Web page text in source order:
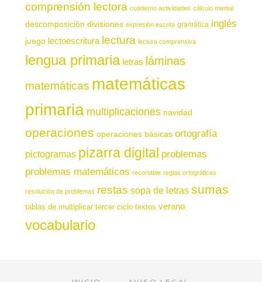
comprensión lectora cuaderno actividades cálculo mental
descomposición divisiones expresión escrita gramática inglés
juego lectoescritura lectura lectura comprensiva
lengua primaria letras láminas
matemáticas matemáticas
primaria multiplicaciones navidad
operaciones operaciones básicas ortografía
pictogramas pizarra digital problemas
problemas matemáticos recortable reglas ortográficas
resolución de problemas restas sopa de letras sumas
tablas de multiplicar tercer ciclo textos verano
vocabulario